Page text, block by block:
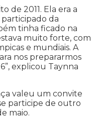
de 2011. Ela era a
da
tinha ficado na
muito forte, com
e mundiais. A
nos prepararmos
explicou Taynna
valeu um convite
participe de outro
maio.